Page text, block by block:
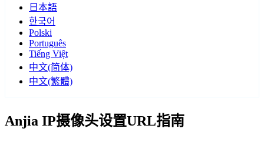
日本語
한국어
Polski
Português
Tiếng Việt
中文(简体)
中文(繁體)
Anjia IP摄像头设置URL指南